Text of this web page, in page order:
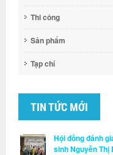
Thi công
Sản phẩm
Tạp chí
TIN TỨC MỚI
Hội đồng đánh
sinh Nguyễn Thị